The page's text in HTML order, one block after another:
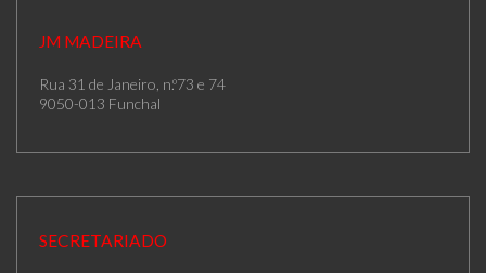
JM MADEIRA
Rua 31 de Janeiro, n.º73 e 74
9050-013 Funchal
SECRETARIADO